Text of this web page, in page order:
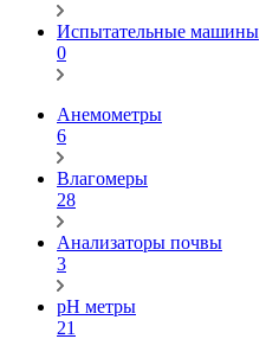
Испытательные машины
0
Анемометры
6
Влагомеры
28
Анализаторы почвы
3
pH метры
21